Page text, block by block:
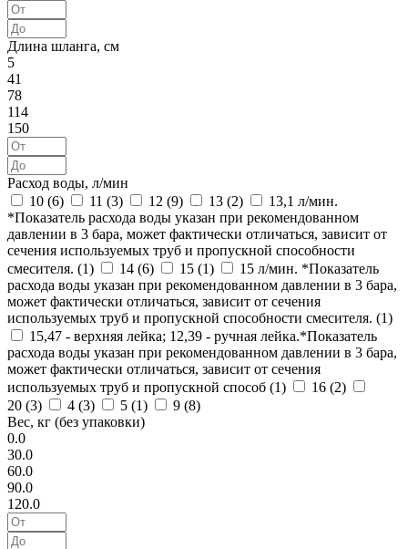
Длина шланга, см
5
41
78
114
150
Расход воды, л/мин
10 (6) 11 (3) 12 (9) 13 (2)
13,1 л/мин.
*Показатель расхода воды указан при рекомендованном
давлении в 3 бара, может фактически отличаться, зависит от
сечения используемых труб и пропускной способности
смесителя. (1) 14 (6) 15 (1)
15 л/мин. *Показатель
расхода воды указан при рекомендованном давлении в 3 бара,
может фактически отличаться, зависит от сечения
используемых труб и пропускной способности смесителя. (1)
15,47 - верхняя лейка; 12,39 - ручная лейка.*Показатель
расхода воды указан при рекомендованном давлении в 3 бара,
может фактически отличаться, зависит от сечения
используемых труб и пропускной способ (1) 16 (2)
20 (3) 4 (3) 5 (1) 9 (8)
Вес, кг (без упаковки)
0.0
30.0
60.0
90.0
120.0